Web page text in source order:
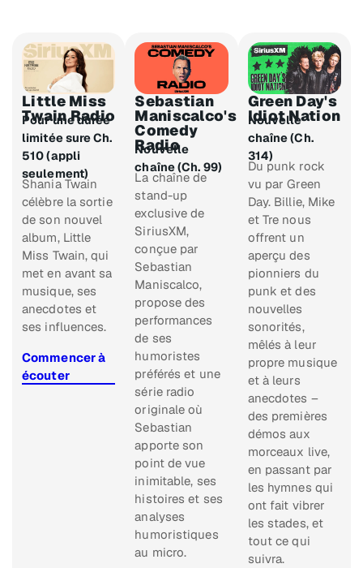
Little Miss
Twain Radio
Pour une durée
limitée sure Ch.
510 (appli
seulement)
Shania Twain
célèbre la sortie
de son nouvel
album, Little
Miss Twain, qui
met en avant sa
musique, ses
anecdotes et
ses influences.
Commencer à
écouter
Sebastian
Maniscalco's
Comedy
Radio
Nouvelle
chaîne (Ch. 99)
La chaîne de
stand-up
exclusive de
SiriusXM,
conçue par
Sebastian
Maniscalco,
propose des
performances
de ses
humoristes
préférés et une
série radio
originale où
Sebastian
apporte son
point de vue
inimitable, ses
histoires et ses
analyses
humoristiques
au micro.
Green Day's
Idiot Nation
Nouvelle
chaîne (Ch.
314)
Du punk rock
vu par Green
Day. Billie, Mike
et Tre nous
offrent un
aperçu des
pionniers du
punk et des
nouvelles
sonorités,
mêlés à leur
propre musique
et à leurs
anecdotes –
des premières
démos aux
morceaux live,
en passant par
les hymnes qui
ont fait vibrer
les stades, et
tout ce qui
suivra.